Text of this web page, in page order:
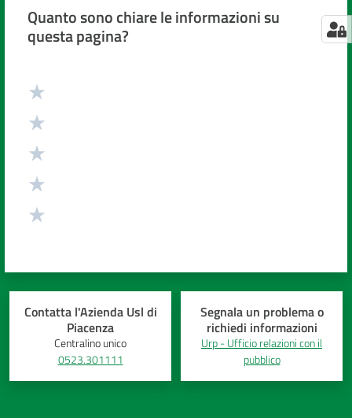
Quanto sono chiare le informazioni su
questa pagina?
Contatta l'Azienda Usl di
Piacenza
Centralino unico
0523.301111
Segnala un problema o
richiedi informazioni
Urp - Ufficio relazioni con il
pubblico